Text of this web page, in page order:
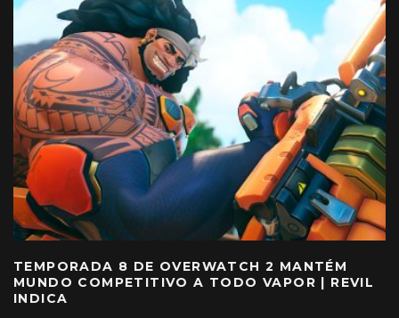
TEMPORADA 8 DE OVERWATCH 2 MANTÉM
MUNDO COMPETITIVO A TODO VAPOR | REVIL
INDICA